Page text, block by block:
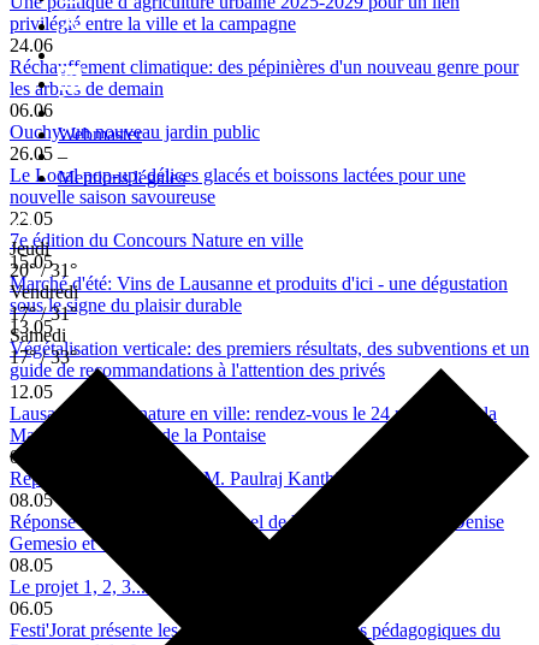
privilégié entre la ville et la campagne
24.06
Réchauffement climatique: des pépinières d'un nouveau genre pour
les arbres de demain
06.06
Ouchy: un nouveau jardin public
26.05
Le Local pop-up: délices glacés et boissons lactées pour une
nouvelle saison savoureuse
22.05
7e édition du Concours Nature en ville
15.05
Marché d'été: Vins de Lausanne et produits d'ici - une dégustation
sous le signe du plaisir durable
13.05
Végétalisation verticale: des premiers résultats, des subventions et un
guide de recommandations à l'attention des privés
12.05
Lausanne fête la nature en ville: rendez-vous le 24 mai 2025 à la
Maison de Quartier de la Pontaise
08.05
Réponse à la question de M. Paulraj Kanthia
08.05
Réponse aux postulats de Samuel de Vargas et consorts et Denise
Gemesio et consorts
08.05
Le projet 1, 2, 3...Nature! renouvelé en 2025
06.05
Festi'Jorat présente les nouvelles infrastructures pédagogiques du
Webmaster
–
Mentions légales
Jeudi
20° / 31°
Vendredi
17° / 31°
Samedi
17° / 33°